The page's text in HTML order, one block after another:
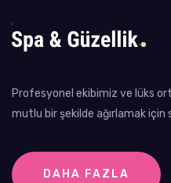
Profesyonel ekibimiz ve lüks
mutlu bir şekilde ağırlamak için
DAHA FAZLA